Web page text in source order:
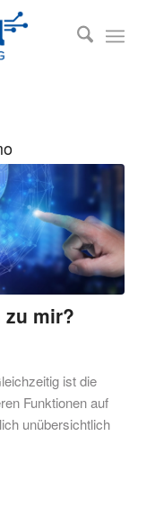
zu mir?
ist die
Funktionen auf
unübersichtlich